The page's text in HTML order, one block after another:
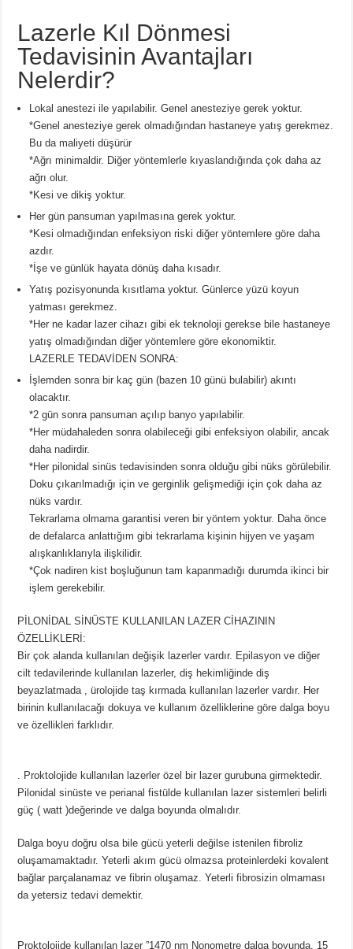
Lazerle Kıl Dönmesi
Tedavisinin Avantajları
Nelerdir?
Lokal anestezi ile yapılabilir. Genel anesteziye gerek yoktur.
*Genel anesteziye gerek olmadığından hastaneye yatış gerekmez.
Bu da maliyeti düşürür
*Ağrı minimaldir. Diğer yöntemlerle kıyaslandığında çok daha az
ağrı olur.
*Kesi ve dikiş yoktur.
Her gün pansuman yapılmasına gerek yoktur.
*Kesi olmadığından enfeksiyon riski diğer yöntemlere göre daha
azdır.
*İşe ve günlük hayata dönüş daha kısadır.
Yatış pozisyonunda kısıtlama yoktur. Günlerce yüzü koyun
yatması gerekmez.
*Her ne kadar lazer cihazı gibi ek teknoloji gerekse bile hastaneye
yatış olmadığından diğer yöntemlere göre ekonomiktir.
LAZERLE TEDAVİDEN SONRA:
İşlemden sonra bir kaç gün (bazen 10 günü bulabilir) akıntı
olacaktır.
*2 gün sonra pansuman açılıp banyo yapılabilir.
*Her müdahaleden sonra olabileceği gibi enfeksiyon olabilir, ancak
daha nadirdir.
*Her pilonidal sinüs tedavisinden sonra olduğu gibi nüks görülebilir.
Doku çıkarılmadığı için ve gerginlik gelişmediği için çok daha az
nüks vardır.
Tekrarlama olmama garantisi veren bir yöntem yoktur. Daha önce
de defalarca anlattığım gibi tekrarlama kişinin hijyen ve yaşam
alışkanlıklarıyla ilişkilidir.
*Çok nadiren kist boşluğunun tam kapanmadığı durumda ikinci bir
işlem gerekebilir.
PİLONİDAL SİNÜSTE KULLANILAN LAZER CİHAZININ
ÖZELLİKLERİ:
Bir çok alanda kullanılan değişik lazerler vardır. Epilasyon ve diğer
cilt tedavilerinde kullanılan lazerler, diş hekimliğinde diş
beyazlatmada , ürolojide taş kırmada kullanılan lazerler vardır. Her
birinin kullanılacağı dokuya ve kullanım özelliklerine göre dalga boyu
ve özellikleri farklıdır.
. Proktolojide kullanılan lazerler özel bir lazer gurubuna girmektedir.
Pilonidal sinüste ve perianal fistülde kullanılan lazer sistemleri belirli
güç ( watt )değerinde ve dalga boyunda olmalıdır.
Dalga boyu doğru olsa bile gücü yeterli değilse istenilen fibroliz
oluşamamaktadır. Yeterli akım gücü olmazsa proteinlerdeki kovalent
bağlar parçalanamaz ve fibrin oluşamaz. Yeterli fibrosizin olmaması
da yetersiz tedavi demektir.
Proktolojide kullanılan lazer ”1470 nm Nonometre dalga boyunda, 15